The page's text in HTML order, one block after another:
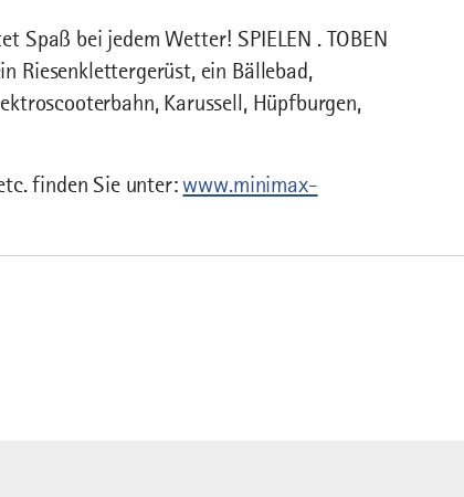
bei jedem Wetter! SPIELEN . TOBEN
Riesenklettergerüst, ein Bällebad,
Karussell, Hüpfburgen,
finden Sie unter:www.minimax-